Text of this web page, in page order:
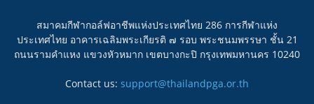
สมาคมกีฬากอล์ฟอาชีพแห่งประเทศไทย 286 การกีฬาแห่ง
ประเทศไทย อาคารเฉลิมพระเกียรติ ๗ รอบ พระชนมพรรษา ชั้น 21
ถนนรามคำแหง แขวงหัวหมาก เขตบางกะปิ กรุงเทพมหานคร 10240
Contact us: support@thailandpga.or.th